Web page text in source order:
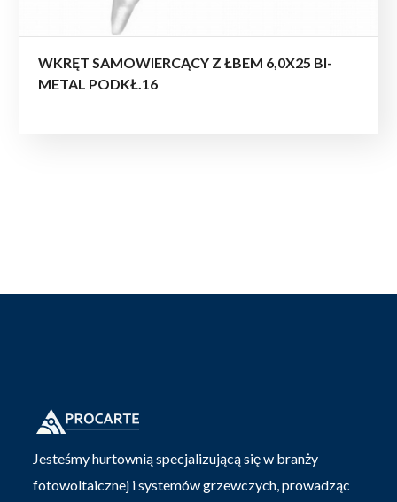
WKRĘT SAMOWIERCĄCY Z ŁBEM 6,0X25 BI-
METAL PODKŁ.16
Jesteśmy hurtownią specjalizującą się w branży
fotowoltaicznej i systemów grzewczych, prowadząc